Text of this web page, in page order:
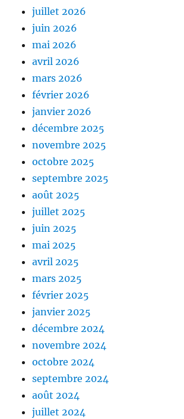
juillet 2026
juin 2026
mai 2026
avril 2026
mars 2026
février 2026
janvier 2026
décembre 2025
novembre 2025
octobre 2025
septembre 2025
août 2025
juillet 2025
juin 2025
mai 2025
avril 2025
mars 2025
février 2025
janvier 2025
décembre 2024
novembre 2024
octobre 2024
septembre 2024
août 2024
juillet 2024